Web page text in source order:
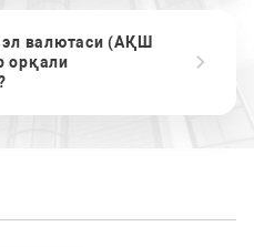
эл валютаси (АҚШ
орқали